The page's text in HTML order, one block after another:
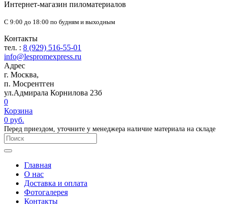
Интернет-магазин пиломатериалов
С 9:00 до 18:00 по будням и выходным
Контакты
тел. : 8 (929) 516-55-01
info@lespromexpress.ru
Адрес
г. Москва,
п. Мосрентген
ул.Адмирала Корнилова 23б
0
Корзина
0 руб.
Перед приездом, уточните у менеджера наличие материала на складе
Главная
О нас
Доставка и оплата
Фотогалерея
Контакты